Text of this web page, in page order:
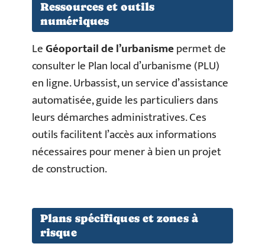
Ressources et outils
numériques
LeGéoportail de l’urbanismepermet de
consulter le Plan local d’urbanisme (PLU)
en ligne. Urbassist, un service d’assistance
automatisée, guide les particuliers dans
leurs démarches administratives. Ces
outils facilitent l’accès aux informations
nécessaires pour mener à bien un projet
de construction.
Plans spécifiques et zones à
risque